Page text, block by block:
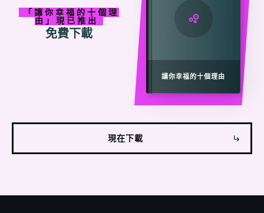
「 讓 你 幸福的十個理
由」現已 推出
免費下載
讓你幸福的十個理由
現在下載